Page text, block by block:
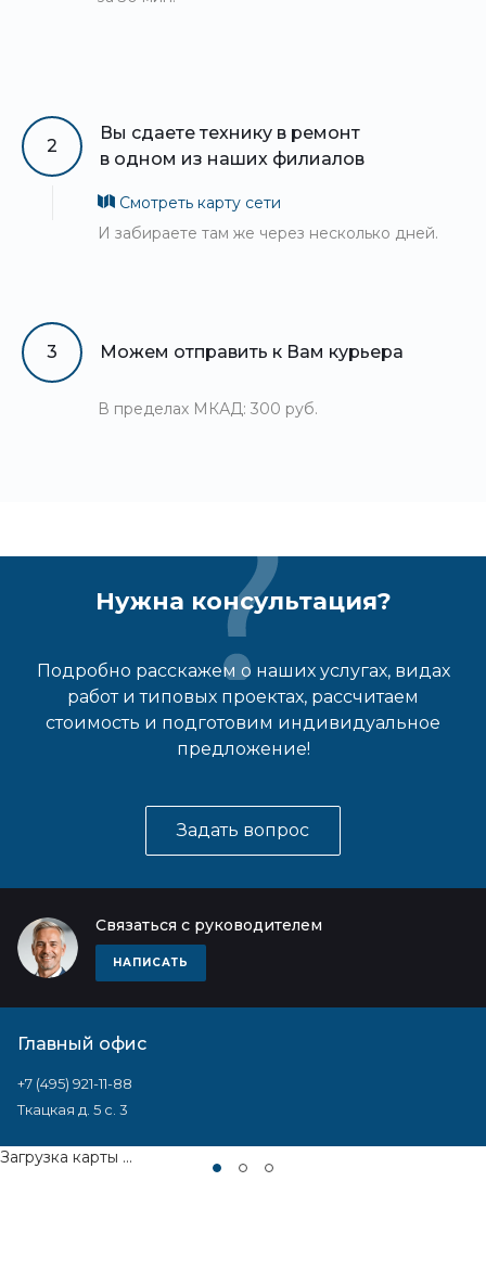
2
Вы сдаете технику в ремонт
в одном из наших филиалов
Смотреть карту сети
И забираете там же через несколько дней.
3 Можем отправить к Вам курьера
В пределах МКАД: 300 руб.
Нужна консультация?
Подробно расскажем о наших услугах, видах
работ и типовых проектах, рассчитаем
стоимость и подготовим индивидуальное
предложение!
Задать вопрос
Связаться с руководителем
НАПИСАТЬ
Главный офис
+7 (495) 921-11-88
Ткацкая д. 5 с. 3
Загрузка карты ...